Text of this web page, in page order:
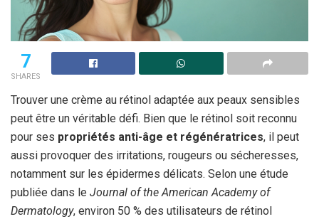
7
SHARES
Trouver une crème au rétinol adaptée aux peaux sensibles
peut être un véritable défi. Bien que le rétinol soit reconnu
pour ses propriétés anti-âge et régénératrices, il peut
aussi provoquer des irritations, rougeurs ou sécheresses,
notamment sur les épidermes délicats. Selon une étude
publiée dans le Journal of the American Academy of
Dermatology, environ 50 % des utilisateurs de rétinol